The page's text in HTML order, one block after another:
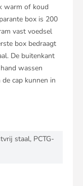
warm of koud
box is 200
vast voedsel
box bedraagt
De buitenkant
wassen
cap kunnen in
staal, PCTG-